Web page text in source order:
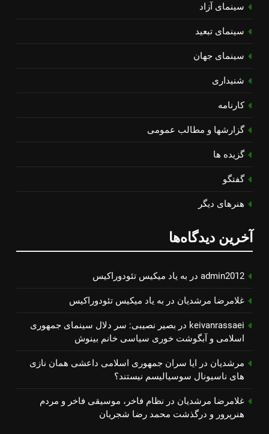
سینمای آزاد
سینمای تبعید
سینمای جهان
شنیداری
کارنامه
گزارشها و مطالب عمومی
گزیده ها
گفتگو
هنرهای دیگر
آخرین دیدگاه‌ها
admin2012 در به یاد میكیس تئودوراكیس
غلامرضا مرشدیان در به یاد میكیس تئودوراكیس
keivanrassaei در بصیر نصیبی: سر دلال سینمای جمهوری
اسلامی و آبگوشت خوری سیاسی خانم بینوش
مرشدیان در ایا سران جمهوری اسلامی داعشی همان نازی
های ناسیونال سوسیالیسم نیستند؟
غلامرضا مرشدیان در نظام فاخر، موسیقی فاخر و مردم
هنرپرور و درگذشت محمد رضا شجریان